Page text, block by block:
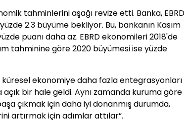
tahminlerini aşağı revize etti. Banka, EBRD
2.3 büyüme bekliyor. Bu, bankanın Kasım
puanı daha az. EBRD ekonomileri 2018'de
tahminine göre 2020 büyümesi ise yüzde
küresel ekonomiye daha fazla entegrasyonları
bir hale geldi. Aynı zamanda kuruma göre
çıkmak için daha iyi donanmış durumda,
artırmak için adımlar attılar”.